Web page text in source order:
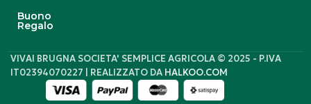
Buono
Regalo
VIVAI BRUGNA SOCIETA' SEMPLICE AGRICOLA © 2025 - P.IVA
IT02394070227 | REALIZZATO DA HALKOO.COM